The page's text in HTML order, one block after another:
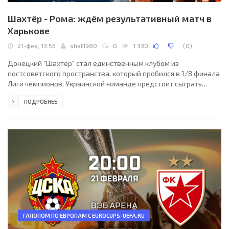
Шахтёр - Рома: ждём результативный матч в
Харькове
21-фев, 13:56 shat1980 0 1 330 (0)
Донецкий "Шахтёр" стал единственным клубом из
постсоветского пространства, который пробился в 1/8 финала
Лиги чемпионов. Украинской команде предстоит сыграть
воспоминания - 7 лет назад на этой же стадии "горняки"
ПОДРОБНЕЕ
ГАЛОПОМ ПО ЕВРОПАМ С EUROCUPS-UEFA.RU